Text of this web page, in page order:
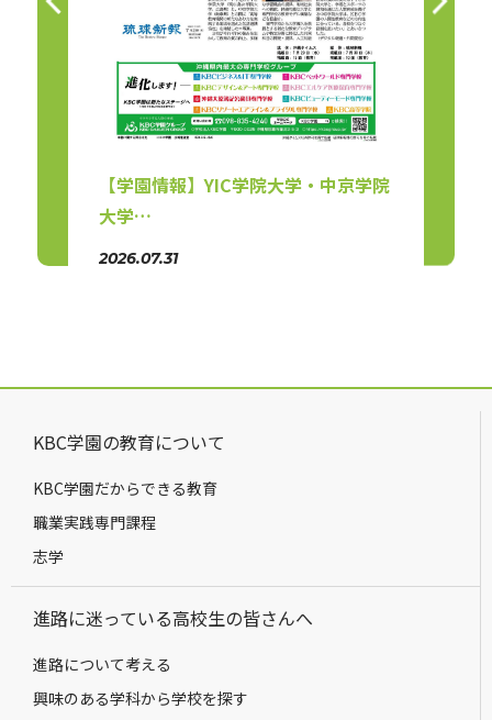
【学園情報】YIC学院大学・中京学院
大学…
2026.07.31
KBC学園の教育について
KBC学園だからできる教育
職業実践専門課程
志学
進路に迷っている高校生の皆さんへ
進路について考える
興味のある学科から学校を探す